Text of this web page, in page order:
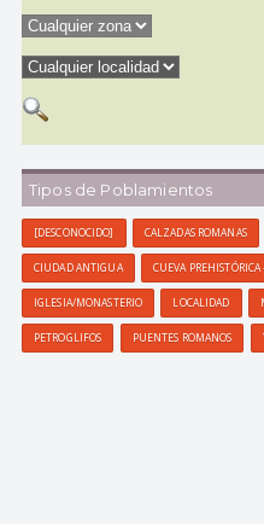
Tipos de Poblamientos
[DESCONOCIDO] CALZADAS ROMANAS
CIUDAD ANTIGUA CUEVA PREHISTÓRICA
IGLESIA/MONASTERIO LOCALIDAD
PETROGLIFOS PUENTES ROMANOS